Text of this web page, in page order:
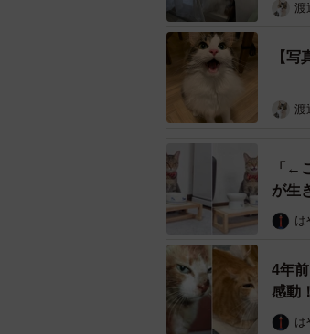
――「ちゅーる食べる
る？」と聞いたとき
「おもちゃとおやつ
らく遊んだあとに、
ちゅーるが欲しいの
た。
『ほら良い子にして
メラを構えつつ、ち
あの表情を撮るこ
渡
【
渡
「←
が生
は
4年
感動
は